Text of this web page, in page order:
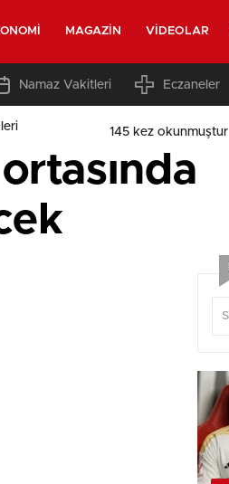
MAGAZIN VIDEOLAR
Namaz Vakitleri Eczaneler
145 kez okunmuştur